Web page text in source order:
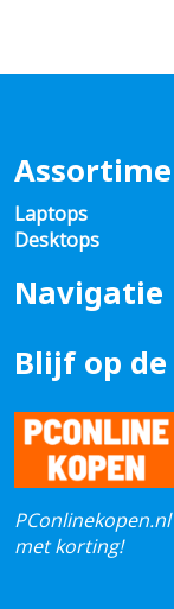
Laptops
Desktops
Navigatie
Blijf op
met korting!